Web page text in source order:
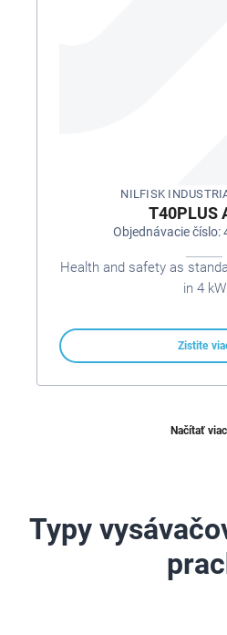
NILFISK
T40PLUS
Objednávacie číslo:
Health and safety as
in 4 kW
Zistite
Načítať viac
Typy